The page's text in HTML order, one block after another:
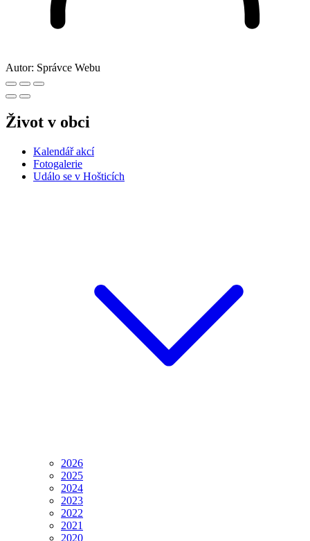
Autor: Správce Webu
Život v obci
Kalendář akcí
Fotogalerie
Událo se v Hošticích
2026
2025
2024
2023
2022
2021
2020